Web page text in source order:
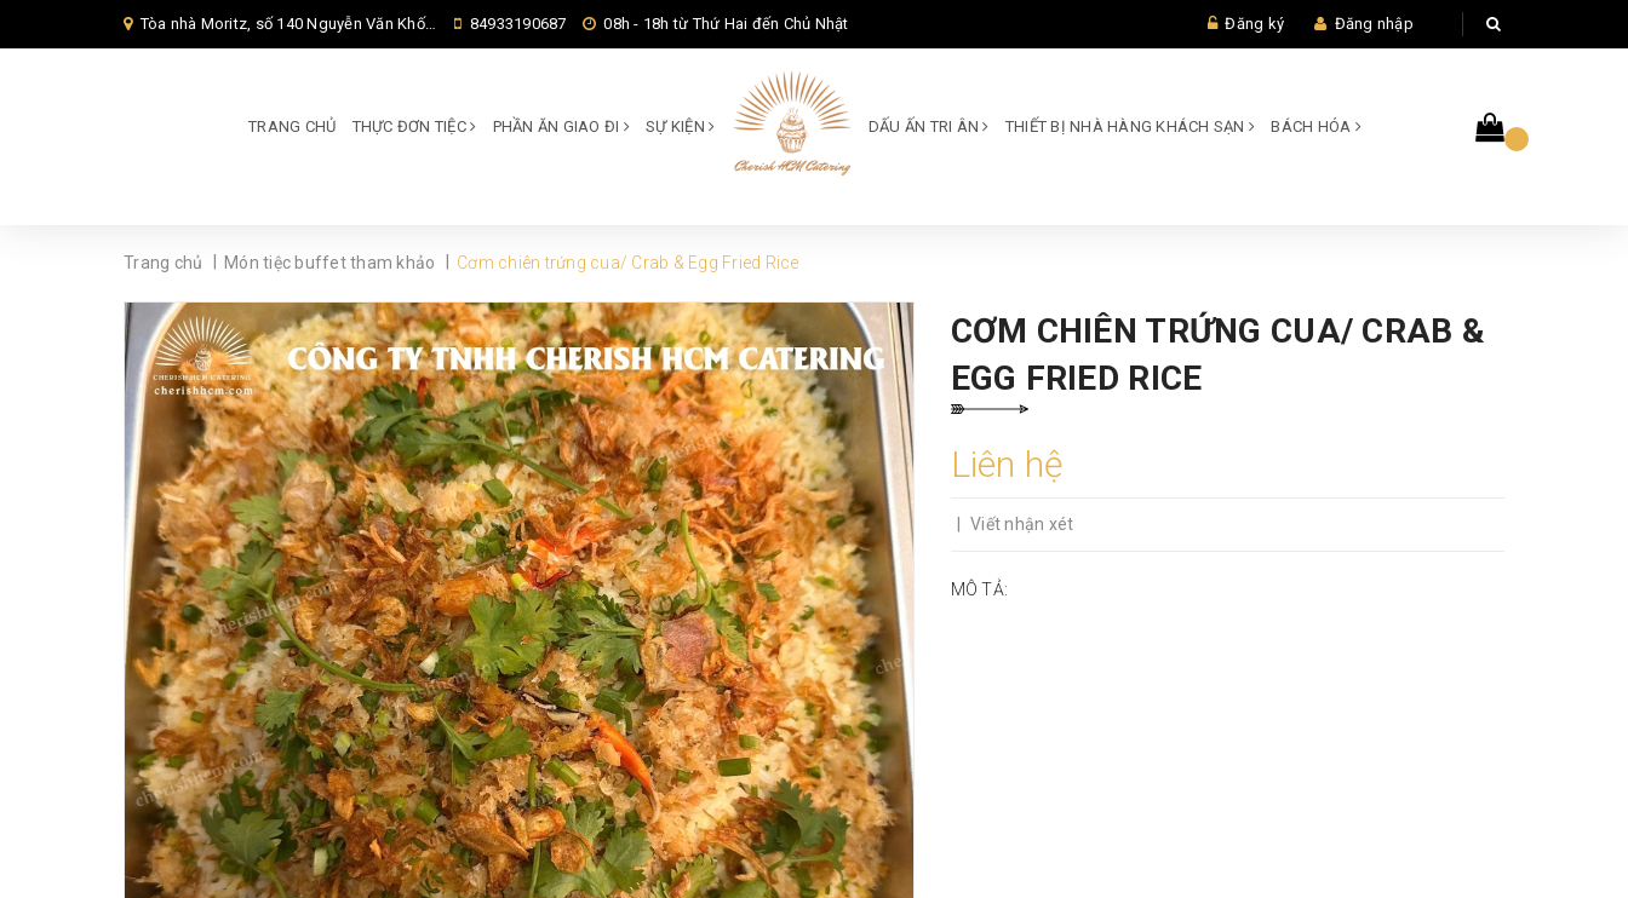
Tòa nhà Moritz, số 140 Nguyễn Văn Khối, Phường Thông Tây Hội, Thành phố Hồ Chí Minh, TP Hồ Chí Minh, 84933190687 08h - 18h từ Thứ Hai đến Chủ Nhật Đăng ký Đăng nhập
TRANG CHỦ THỰC ĐƠN TIỆC PHẦN ĂN GIAO ĐI SỰ KIỆN DẤU ẤN TRI ÂN THIẾT BỊ NHÀ HÀNG KHÁCH SẠN BÁCH HÓA
Trang chủ Món tiệc buffet tham khảo Cơm chiên trứng cua/ Crab & Egg Fried Rice
CƠM CHIÊN TRỨNG CUA/ CRAB &
EGG FRIED RICE
Liên hệ
Viết nhận xét
MÔ TẢ: